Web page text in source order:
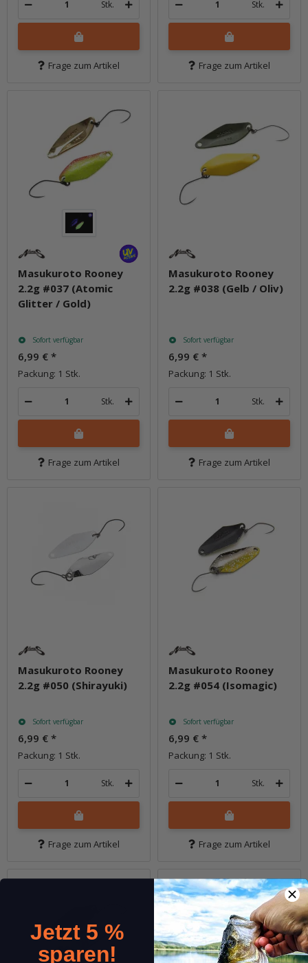
Stk.
Frage zum Artikel
Stk.
Frage zum Artikel
Masukuroto Rooney
2.2g #037 (Atomic
Glitter / Gold)
Sofort verfügbar
6,99 € *
Packung: 1 Stk.
Stk.
Frage zum Artikel
Masukuroto Rooney
2.2g #038 (Gelb / Oliv)
Sofort verfügbar
6,99 € *
Packung: 1 Stk.
Stk.
Frage zum Artikel
Masukuroto Rooney
2.2g #050 (Shirayuki)
Sofort verfügbar
6,99 € *
Packung: 1 Stk.
Stk.
Frage zum Artikel
Masukuroto Rooney
2.2g #054 (Isomagic)
Sofort verfügbar
6,99 € *
Packung: 1 Stk.
Stk.
Frage zum Artikel
Jetzt 5 %
sparen!